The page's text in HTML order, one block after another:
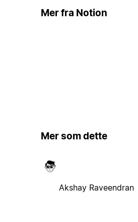
Mer fra Notion
Mer som dette
Akshay Raveendran